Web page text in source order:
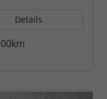
Details